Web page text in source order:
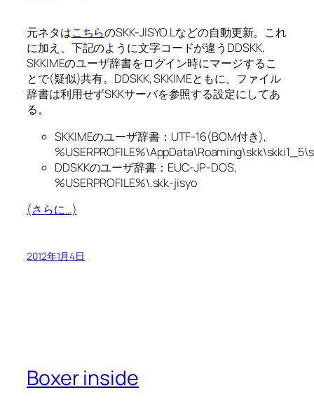
元ネタはこちらのSKK-JISYO.Lなどの自動更新。これ
に加え、下記のように文字コードが違うDDSKK,
SKKIMEのユーザ辞書をログイン時にマージするこ
とで(疑似)共有。DDSKK, SKKIMEともに、ファイル
辞書は利用せずSKKサーバを参照する設定にしてあ
る。
SKKIMEのユーザ辞書：UTF-16(BOM付き),
DDSKKのユーザ辞書：EUC-JP-DOS,
%USERPROFILE%\.skk-jisyo
(さらに…)
2012年1月4日
Boxer inside